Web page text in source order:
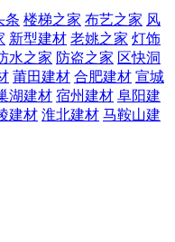
条 楼梯之家 布艺之家 风
新型建材 老姚之家 灯饰
水之家 防盗之家 区快洞
莆田建材 合肥建材 宣城
湖建材 宿州建材 阜阳建
建材 淮北建材 马鞍山建